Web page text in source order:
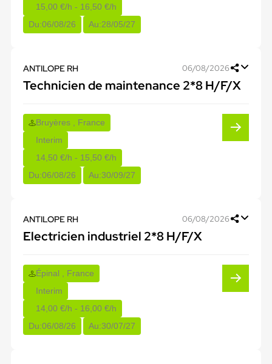
15,00 €/h - 16,50 €/h
Du:06/08/26 Au:28/05/27
ANTILOPE RH 06/08/2026
Technicien de maintenance 2*8 H/F/X
Bruyères , France
Interim
14,50 €/h - 15,50 €/h
Du:06/08/26 Au:30/09/27
ANTILOPE RH 06/08/2026
Electricien industriel 2*8 H/F/X
Épinal , France
Interim
14,00 €/h - 16,00 €/h
Du:06/08/26 Au:30/07/27